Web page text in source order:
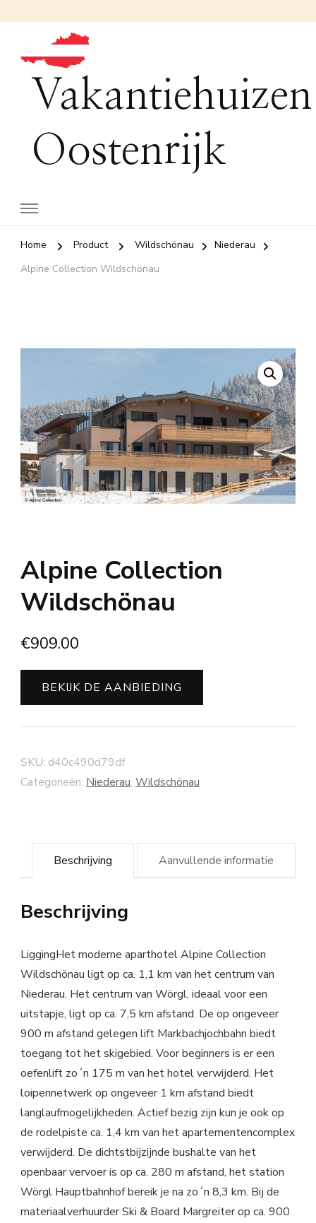
Vakantiehuizen
Oostenrijk
Home Product Wildschönau
Niederau
Alpine Collection Wildschönau
Alpine Collection
Wildschönau
€909.00
BEKIJK DE AANBIEDING
SKU: d40c490d79df
Categorieën: Niederau, Wildschönau
Beschrijving Aanvullende informatie
Beschrijving
LiggingHet moderne aparthotel Alpine Collection
Wildschönau ligt op ca. 1,1 km van het centrum van
Niederau. Het centrum van Wörgl, ideaal voor een
uitstapje, ligt op ca. 7,5 km afstand. De op ongeveer
900 m afstand gelegen lift Markbachjochbahn biedt
toegang tot het skigebied. Voor beginners is er een
oefenlift zo´n 175 m van het hotel verwijderd. Het
loipennetwerk op ongeveer 1 km afstand biedt
langlaufmogelijkheden. Actief bezig zijn kun je ook op
de rodelpiste ca. 1,4 km van het apartementencomplex
verwijderd. De dichtstbijzijnde bushalte van het
openbaar vervoer is op ca. 280 m afstand, het station
Wörgl Hauptbahnhof bereik je na zo´n 8,3 km. Bij de
materiaalverhuurder Ski & Board Margreiter op ca. 900